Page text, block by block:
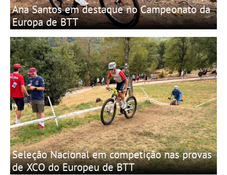
Ana Santos em destaque no Campeonato da
Europa de BTT
Seleção Nacional em competição nas provas
de XCO do Europeu de BTT